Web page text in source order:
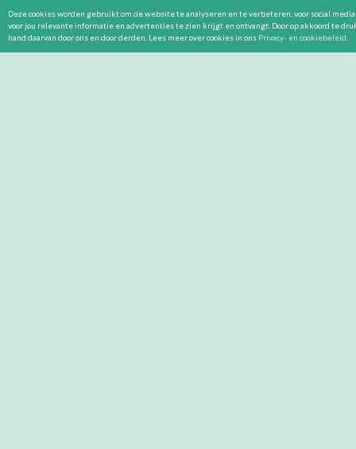
Deze cookies worden gebruikt om de website te analyseren en te verbeteren, voor social
voor jou relevante informatie en advertenties te zien krijgt en ontvangt. Door op akkoord te
hand daarvan door ons en door derden. Lees meer over cookies in ons Privacy- en cookiebeleid